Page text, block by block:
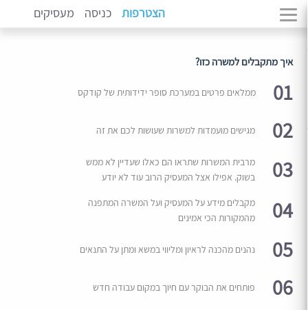
הצטרפות כניסה מעסיקים
איך מתקבלים למשרה כזו?
01 ממלאים פרטים במערכת סופר ידידותית של קודקס
02 מגישים מועמדות למשרות שעושות לכם את זה
03
מרבית המשרות שתראו הם כאלו שעדיין לא ממש
בשוק. אפילו אצל המעסיק הרוב עוד לא יודע
04
מקבלים מידע על המעסיק ועל המשרה המתפנה
מהמקורות הכי אמינים
05 נהנים מהכנה לראיון ומליווי במשא ומתן על התנאים
06 פותחים את הבוקר עם חיוך במקום עבודה חדש